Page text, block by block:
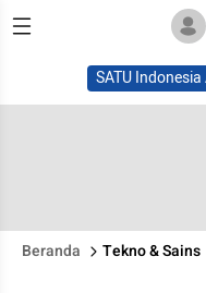
SATU
Beranda Tekno & Sains